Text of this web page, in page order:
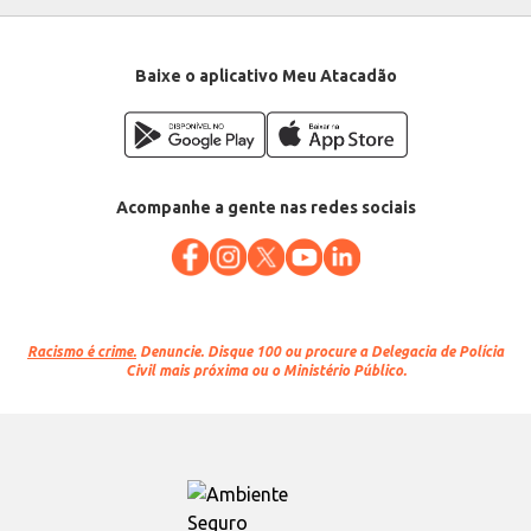
Baixe o aplicativo Meu Atacadão
Acompanhe a gente nas redes sociais
Racismo é crime. Denuncie. Disque 100 ou procure a Delegacia de Polícia
Civil mais próxima ou o Ministério Público.